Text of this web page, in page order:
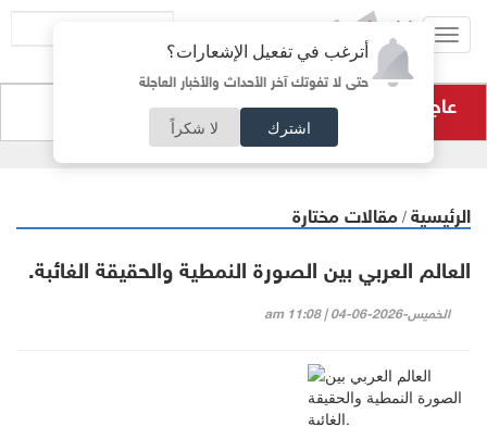
أترغب في تفعيل الإشعارات؟
حتى لا تفوتك آخر الأحداث والأخبار العاجلة
اشترك لا شكراً
عاجل نسب النجاح هي الأعلى في تاريخ المملكة
الرئيسية / مقالات مختارة
العالم العربي بين الصورة النمطية والحقيقة الغائبة.
الخميس-2026-06-04 | 11:08 am